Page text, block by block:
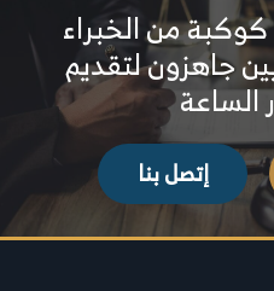
كوكبة من الخبراء
جاهزون لتقديم
إتصل بنا